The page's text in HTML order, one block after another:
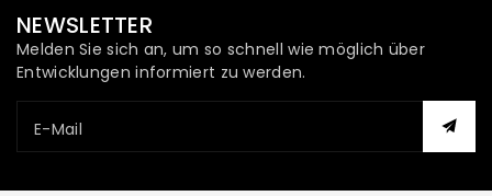
NEWSLETTER
Melden Sie sich an, um so schnell wie möglich über
Entwicklungen informiert zu werden.
E-Mail